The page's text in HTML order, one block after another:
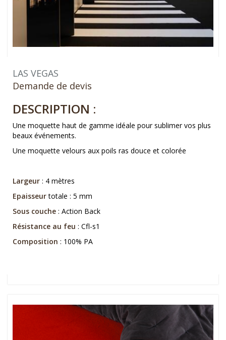
LAS VEGAS
Demande de devis
DESCRIPTION :
Une moquette haut de gamme idéale pour sublimer vos plus
beaux événements.
Une moquette velours aux poils ras douce et colorée
Largeur : 4 mètres
Epaisseurtotale : 5 mm
Sous couche : Action Back
Résistance au feu : Cfl-s1
Composition : 100% PA